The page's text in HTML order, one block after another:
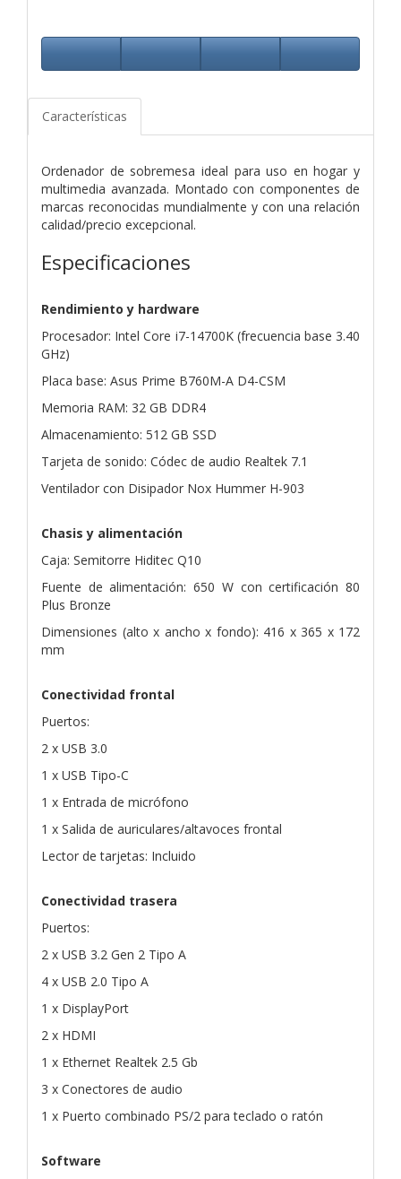
Características
Ordenador de sobremesa ideal para uso en hogar y
multimedia avanzada. Montado con componentes de
marcas reconocidas mundialmente y con una relación
calidad/precio excepcional.
Especificaciones
Rendimiento y hardware
Procesador: Intel Core i7-14700K (frecuencia base 3.40
GHz)
Placa base: Asus Prime B760M-A D4-CSM
Memoria RAM: 32 GB DDR4
Almacenamiento: 512 GB SSD
Tarjeta de sonido: Códec de audio Realtek 7.1
Ventilador con Disipador Nox Hummer H-903
Chasis y alimentación
Caja: Semitorre Hiditec Q10
Fuente de alimentación: 650 W con certificación 80
Plus Bronze
Dimensiones (alto x ancho x fondo): 416 x 365 x 172
mm
Conectividad frontal
Puertos:
2 x USB 3.0
1 x USB Tipo-C
1 x Entrada de micrófono
1 x Salida de auriculares/altavoces frontal
Lector de tarjetas: Incluido
Conectividad trasera
Puertos:
2 x USB 3.2 Gen 2 Tipo A
4 x USB 2.0 Tipo A
1 x DisplayPort
2 x HDMI
1 x Ethernet Realtek 2.5 Gb
3 x Conectores de audio
1 x Puerto combinado PS/2 para teclado o ratón
Software